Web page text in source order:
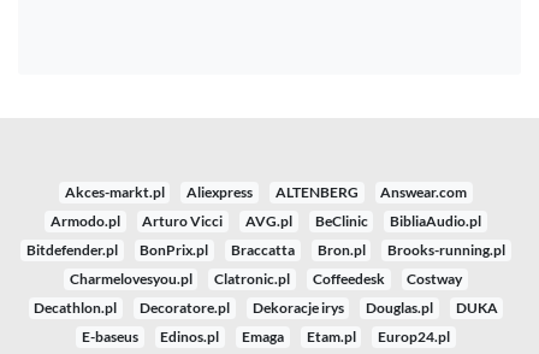
Akces-markt.pl Aliexpress ALTENBERG
Answear.com
Armodo.pl
Arturo Vicci AVG.pl BeClinic
BibliaAudio.pl
Bitdefender.pl
BonPrix.pl Braccatta Bron.pl
Brooks-running.pl
Charmelovesyou.pl
Clatronic.pl Coffeedesk
Costway
Decathlon.pl
Decoratore.pl Dekoracje irys Douglas.pl
DUKA
E-baseus
Edinos.pl Emaga Etam.pl
Europ24.pl